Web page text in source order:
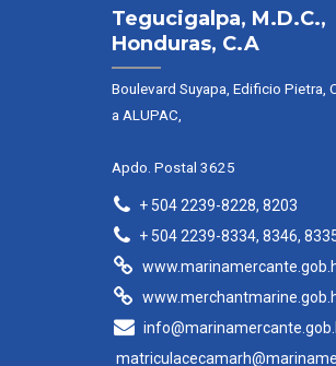
Tegucigalpa, M.D.C.,
Honduras, C.A
Boulevard Suyapa, Edificio Pietra,
a ALUPAC,
Apdo. Postal 3625
+ 504 2239-8228, 8203
+ 504 2239-8334, 8346,